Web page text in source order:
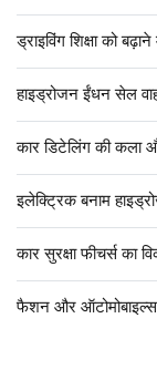
ड्राइविंग शिक्षा को
हाइड्रोजन ईंधन सेल
कार डिटेलिंग की कला
इलेक्ट्रिक बनाम
कार सुरक्षा फीचर्स का
फैशन और